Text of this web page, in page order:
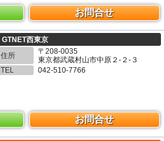
お問合せ
GTNET西東京
住所
〒208-0035
東京都武蔵村山市中原２-２-３
TEL
042-510-7766
お問合せ